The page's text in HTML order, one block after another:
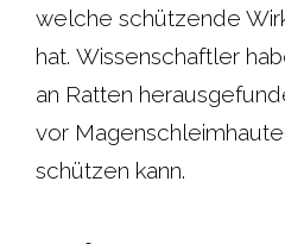
welche schützende
hat. Wissenschaftler
an Ratten
vor
schützen kann.